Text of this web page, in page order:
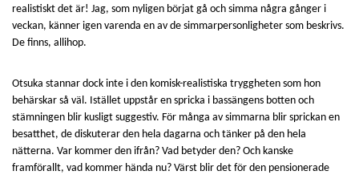
realistiskt det är! Jag, som nyligen börjat gå och simma några gånger i
veckan, känner igen varenda en av de simmarpersonligheter som beskrivs.
De finns, allihop.
Otsuka stannar dock inte i den komisk-realistiska tryggheten som hon
behärskar så väl. Istället uppstår en spricka i bassängens botten och
stämningen blir kusligt suggestiv. För många av simmarna blir sprickan en
besatthet, de diskuterar den hela dagarna och tänker på den hela
nätterna. Var kommer den ifrån? Vad betyder den? Och kanske
framförallt, vad kommer hända nu? Värst blir det för den pensionerade